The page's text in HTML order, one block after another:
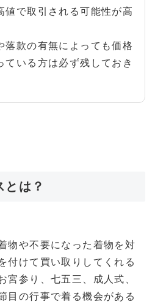
値で取引される可能性が高
落款の有無によっても価格
ている方は必ず残しておき
とは？
物や不要になった着物を対
付けて買い取りしてくれる
宮参り、七五三、成人式、
目の行事で着る機会がある